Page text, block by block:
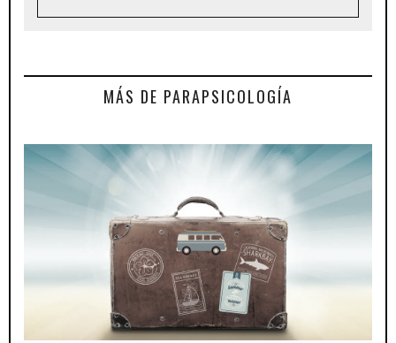
MÁS DE PARAPSICOLOGÍA